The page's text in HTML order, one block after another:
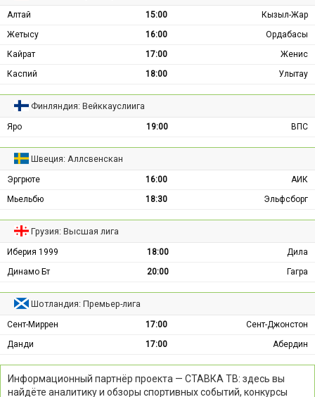
Алтай 15:00
Кызыл-Жар
Жетысу
16:00
Ордабасы
Кайрат
17:00
Женис
Каспий
18:00 Улытау
Финляндия: Вейккауслиига
Яро 19:00 ВПС
Швеция: Аллсвенскан
Эргрюте 16:00
АИК
Мьельбю
18:30 Эльфсборг
Грузия: Высшая лига
Иберия 1999 18:00
Дила
Динамо Бт
20:00 Гагра
Шотландия: Премьер-лига
Сент-Миррен 17:00
Сент-Джонстон
Данди
17:00 Абердин
Информационный партнёр проекта — СТАВКА ТВ: здесь вы
найдёте аналитику и обзоры спортивных событий, конкурсы